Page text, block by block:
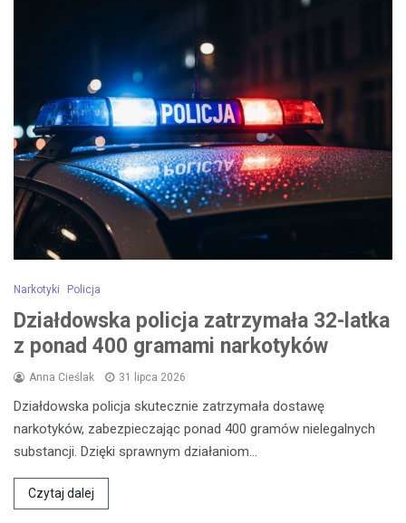
Narkotyki Policja
Działdowska policja zatrzymała 32-latka
z ponad 400 gramami narkotyków
Anna Cieślak 31 lipca 2026
Działdowska policja skutecznie zatrzymała dostawę
narkotyków, zabezpieczając ponad 400 gramów nielegalnych
substancji. Dzięki sprawnym działaniom…
Czytaj dalej